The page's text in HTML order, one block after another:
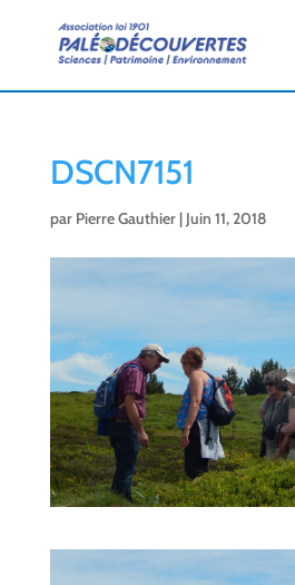
DSCN7151
par Pierre Gauthier| Juin 11, 2018